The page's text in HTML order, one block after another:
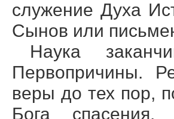
служение Духа
Сынов или
Наука
Первопричины.
веры до тех пор,
Бога спасения.